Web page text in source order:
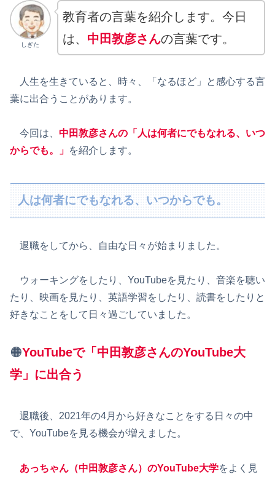
しぎた
教育者の言葉を紹介します。今日
は、 中田敦彦さんの言葉です。
人生を生きていると、時々、「なるほど」と感心する言
葉に出合うことがあります。
今回は、 中田敦彦さんの「人は何者にでもなれる、いつ
からでも。」 を紹介します。
人は何者にでもなれる、いつからでも。
退職をしてから、自由な日々が始まりました。
ウォーキングをしたり、YouTubeを見たり、音楽を聴い
たり、映画を見たり、英語学習をしたり、読書をしたりと
好きなことをして日々過ごしていました。
🟠YouTubeで「中田敦彦さんのYouTube大
学」に出合う
退職後、2021年の4月から好きなことをする日々の中
で、YouTubeを見る機会が増えました。
あっちゃん（中田敦彦さん）のYouTube大学をよく見